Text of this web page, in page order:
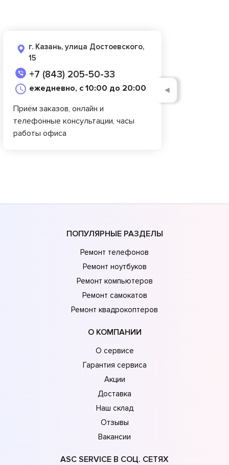
г. Казань, улица Достоевского,
15
+7 (843) 205-50-33
ежедневно, с 10:00 до 20:00
Приём заказов, онлайн и
телефонные консультации, часы
работы офиса
◄
ПОПУЛЯРНЫЕ РАЗДЕЛЫ
Ремонт телефонов
Ремонт ноутбуков
Ремонт компьютеров
Ремонт самокатов
Ремонт квадрокоптеров
О КОМПАНИИ
О сервисе
Гарантия сервиса
Акции
Доставка
Наш склад
Отзывы
Вакансии
ASC SERVICE В СОЦ. СЕТЯХ